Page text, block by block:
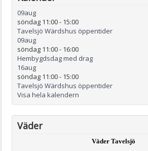
09aug
söndag 11:00- 15:00
Tavelsjö Wärdshus öppentider
09aug
söndag 11:00- 16:00
Hembygdsdag med drag
16aug
söndag 11:00- 15:00
Tavelsjö Wärdshus öppentider
Visa hela kalendern
Väder
Väder Tavelsjö